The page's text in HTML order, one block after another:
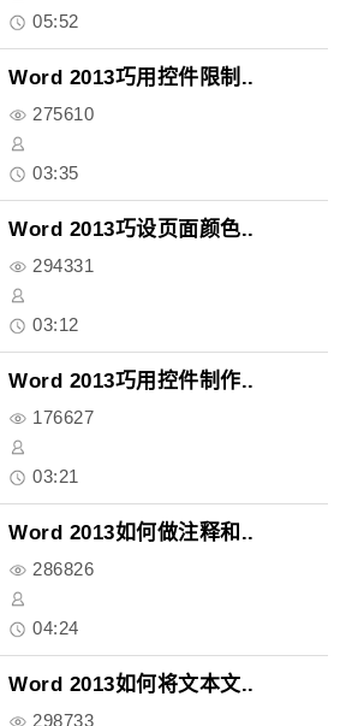
05:52
Word 2013巧用控件限制..
275610
03:35
Word 2013巧设页面颜色..
294331
03:12
Word 2013巧用控件制作..
176627
03:21
Word 2013如何做注释和..
286826
04:24
Word 2013如何将文本文..
298733